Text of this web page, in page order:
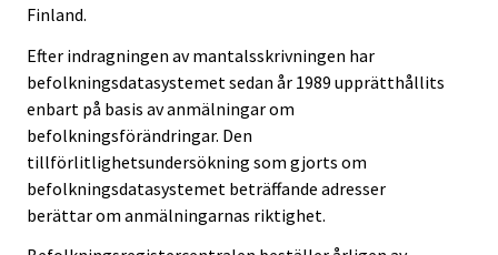
Finland.
Efter indragningen av mantalsskrivningen har
befolkningsdatasystemet sedan år 1989 upprätthållits
enbart på basis av anmälningar om
befolkningsförändringar. Den
tillförlitlighetsundersökning som gjorts om
befolkningsdatasystemet beträffande adresser
berättar om anmälningarnas riktighet.